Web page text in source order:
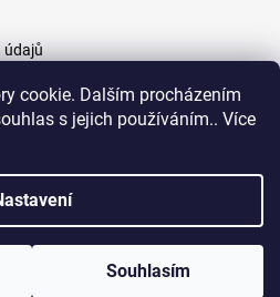
cookie. Dalším procházením
s jejich používáním.. Více
Souhlasím
údajů
. Všechna práva vyhrazena.Upravit